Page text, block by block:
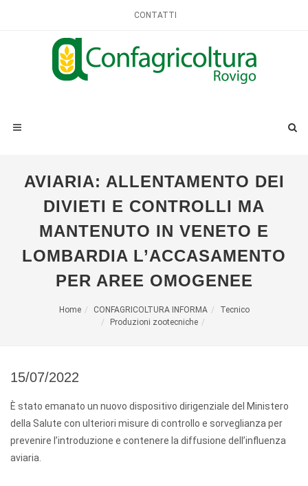
CONTATTI
AVIARIA: ALLENTAMENTO DEI
DIVIETI E CONTROLLI MA
MANTENUTO IN VENETO E
LOMBARDIA L’ACCASAMENTO
PER AREE OMOGENEE
Home CONFAGRICOLTURA INFORMA
Tecnico
Produzioni zootecniche
15/07/2022
È stato emanato un nuovo dispositivo dirigenziale del Ministero
della Salute con ulteriori misure di controllo e sorveglianza per
prevenire l’introduzione e contenere la diffusione dell’influenza
aviaria.